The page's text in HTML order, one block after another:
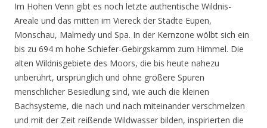
Im Hohen Venn gibt es noch letzte authentische Wildnis-
Areale und das mitten im Viereck der Städte Eupen,
Monschau, Malmedy und Spa. In der Kernzone wölbt sich ein
bis zu 694 m hohe Schiefer-Gebirgskamm zum Himmel. Die
alten Wildnisgebiete des Moors, die bis heute nahezu
unberührt, ursprünglich und ohne größere Spuren
menschlicher Besiedlung sind, wie auch die kleinen
Bachsysteme, die nach und nach miteinander verschmelzen
und mit der Zeit reißende Wildwasser bilden, inspirierten die